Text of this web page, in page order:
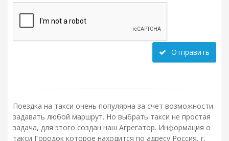
Отправить
Поездка на такси очень популярна за счет возможности
задавать любой маршрут. Но выбрать такси не простая
задача, для этого создан наш Агрегатор. Информация о
такси Городок которое находится по адресу Россия, г.